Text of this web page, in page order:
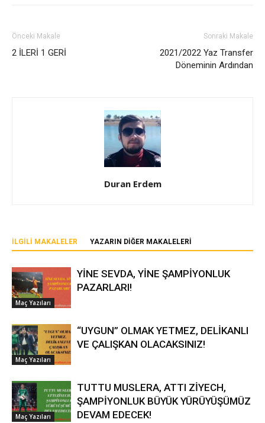
Önceki Makale
2 İLERİ 1 GERİ
Sonraki Makale
2021/2022 Yaz Transfer
Döneminin Ardından
Duran Erdem
İLGILI MAKALELER YAZARIN DIĞER MAKALELERI
Maç Yazıları
YİNE SEVDA, YİNE ŞAMPİYONLUK
PAZARLARI!
Maç Yazıları
“UYGUN” OLMAK YETMEZ, DELİKANLI
VE ÇALIŞKAN OLACAKSINIZ!
Maç Yazıları
TUTTU MUSLERA, ATTI ZİYECH,
ŞAMPİYONLUK BÜYÜK YÜRÜYÜŞÜMÜZ
DEVAM EDECEK!